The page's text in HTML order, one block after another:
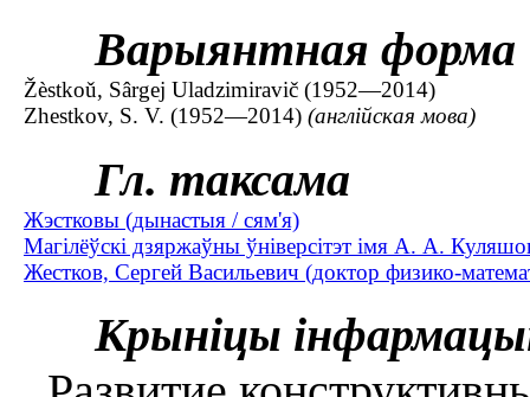
Варыянтная форма
Žèstkoǔ, Sârgej Uladzimiravič (1952—2014)
Zhestkov, S. V. (1952—2014) (англійская мова)
Гл. таксама
Жэстковы (дынастыя / сям'я)
Магілёўскі дзяржаўны ўніверсітэт імя А. А.
Жестков, Сергей Васильевич (доктор физико-
Крыніцы